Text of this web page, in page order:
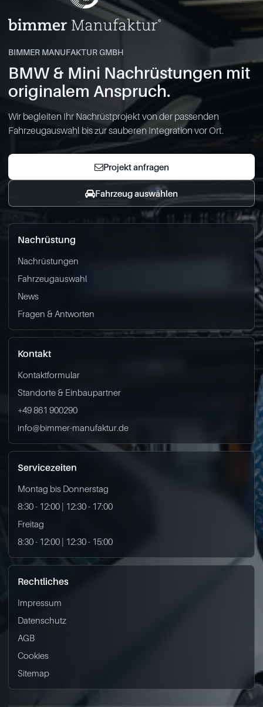
BIMMER MANUFAKTUR GMBH
BMW & Mini Nachrüstungen mit
originalem Anspruch.
Wir begleiten Ihr Nachrüstprojekt von der passenden
Fahrzeugauswahl bis zur sauberen Integration vor Ort.
Projekt anfragen
Fahrzeug auswählen
Nachrüstung
Nachrüstungen
Fahrzeugauswahl
News
Fragen & Antworten
Kontakt
Kontaktformular
Standorte & Einbaupartner
+49 861 900290
info@bimmer-manufaktur.de
Servicezeiten
Montag bis Donnerstag
8:30 - 12:00 | 12:30 - 17:00
Freitag
8:30 - 12:00 | 12:30 - 15:00
Rechtliches
Impressum
Datenschutz
AGB
Cookies
Sitemap